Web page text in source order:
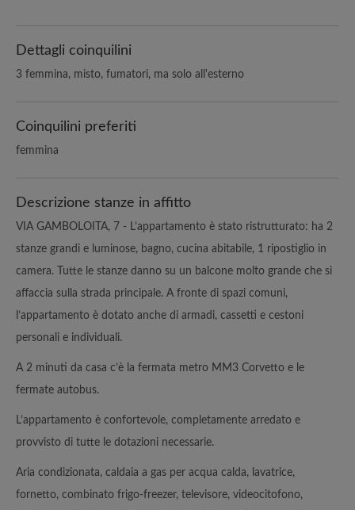
Dettagli coinquilini
3 femmina, misto, fumatori, ma solo all'esterno
Coinquilini preferiti
femmina
Descrizione stanze in affitto
VIA GAMBOLOITA, 7 - L’appartamento è stato ristrutturato: ha 2
stanze grandi e luminose, bagno, cucina abitabile, 1 ripostiglio in
camera. Tutte le stanze danno su un balcone molto grande che si
affaccia sulla strada principale. A fronte di spazi comuni,
l’appartamento è dotato anche di armadi, cassetti e cestoni
personali e individuali.
A 2 minuti da casa c’è la fermata metro MM3 Corvetto e le
fermate autobus.
L’appartamento è confortevole, completamente arredato e
provvisto di tutte le dotazioni necessarie.
Aria condizionata, caldaia a gas per acqua calda, lavatrice,
fornetto, combinato frigo-freezer, televisore, videocitofono,